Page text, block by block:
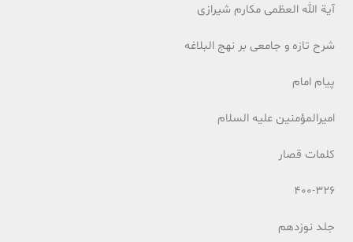
آیة الله العظمی مکارم شیرازی
شرح تازه و جامعی بر نهج البلاغه
پیام امام
امیرالمؤمنین علیه السلام
کلمات قصار
400-326
جلد نوزدهم